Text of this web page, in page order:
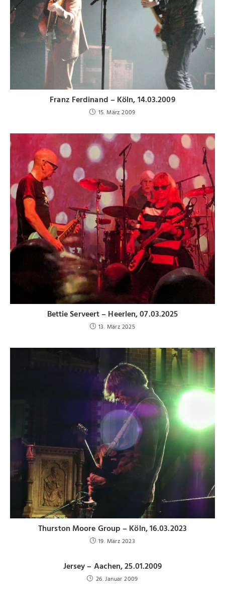
Franz Ferdinand – Köln, 14.03.2009
15. März 2009
Bettie Serveert – Heerlen, 07.03.2025
13. März 2025
Thurston Moore Group – Köln, 16.03.2023
19. März 2023
Jersey – Aachen, 25.01.2009
26. Januar 2009